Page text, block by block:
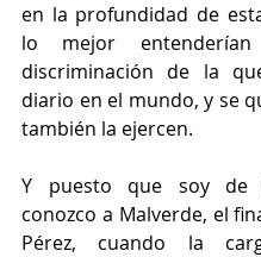
en la profundidad de
lo mejor
discriminación de la
diario en el mundo, y se
también la ejercen.
Y puesto que soy de
conozco a Malverde, el
Pérez, cuando la